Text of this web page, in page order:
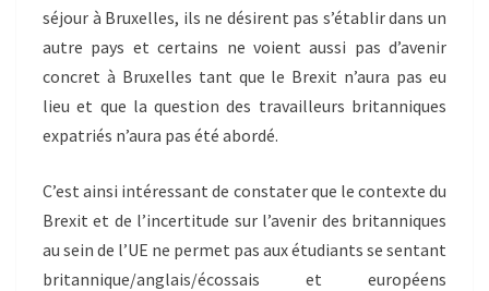
séjour à Bruxelles, ils ne désirent pas s’établir dans un
autre pays et certains ne voient aussi pas d’avenir
concret à Bruxelles tant que le Brexit n’aura pas eu
lieu et que la question des travailleurs britanniques
expatriés n’aura pas été abordé.
C’est ainsi intéressant de constater que le contexte du
Brexit et de l’incertitude sur l’avenir des britanniques
au sein de l’UE ne permet pas aux étudiants se sentant
britannique/anglais/écossais et européens